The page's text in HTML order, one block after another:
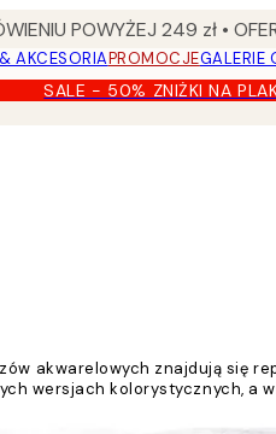
POWYŻEJ 249 zł •
AKCESORIAPROMOCJEGALERIE
SALE - 50% ZNIŻKI NA
akwarelowych znajdują się
wersjach kolorystycznych, a